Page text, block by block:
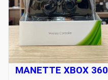
MANETTE XBOX 360